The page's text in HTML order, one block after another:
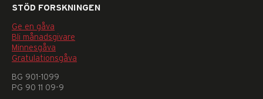
STÖD FORSKNINGEN
Ge en gåva
Bli månadsgivare
Minnesgåva
Gratulationsgåva
BG 901-1099
PG 90 11 09-9
Nödvändiga
Dessa